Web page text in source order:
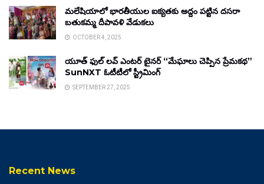
మలేషియాలో భారతీయుల ఐక్యతకు అద్దం పట్టిన దసరా
బతుకమ్మ దీపావళి వేడుకలు
OCTOBER 4, 2025
యూత్ ఫుల్ లవ్ ఎంటర్ టైనర్ “మేఘాలు చెప్పిన ప్రేమకథ”
SunNXT ఓటీటీలో స్ట్రీమింగ్
SEPTEMBER 27, 2025
Recent News